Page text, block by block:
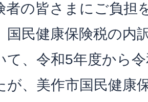
者の皆さまにご負担
国民健康保険税の内
て、令和5年度から
が、美作市国民健康